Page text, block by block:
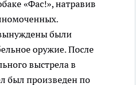
«Фас!», натравив
были
оружие. После
выстрела в
был произведен по